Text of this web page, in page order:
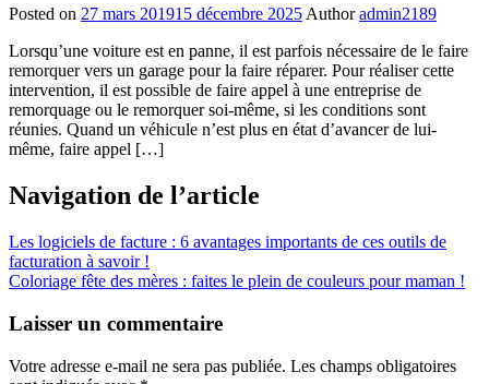
Posted on 27 mars 201915 décembre 2025 Author admin2189
Lorsqu’une voiture est en panne, il est parfois nécessaire de le faire
remorquer vers un garage pour la faire réparer. Pour réaliser cette
intervention, il est possible de faire appel à une entreprise de
remorquage ou le remorquer soi-même, si les conditions sont
réunies. Quand un véhicule n’est plus en état d’avancer de lui-
même, faire appel […]
Navigation de l’article
Les logiciels de facture : 6 avantages importants de ces outils de
facturation à savoir !
Coloriage fête des mères : faites le plein de couleurs pour maman !
Laisser un commentaire
Votre adresse e-mail ne sera pas publiée. Les champs obligatoires